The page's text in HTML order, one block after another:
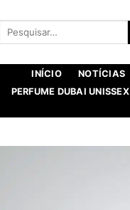
Procurar
INÍCIO NOTÍCIAS
PERFUME DUBAI UNISSEX